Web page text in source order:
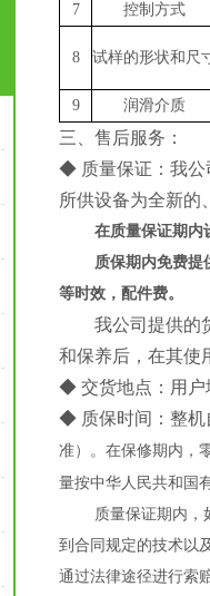
7
控制方式
8 试样的形状和尺
9 润滑介质
三、售后服务：
◆ 质量保证：我公
所供设备为全新的
在质量保证期内
质保期内免费提
等时效，配件费。
我公司提供的
和保养后，在其使
◆ 交货地点：用户
◆ 质保时间：整机
准）。在保修期内，
量按中华人民共和国
质量保证期内，
到合同规定的技术以
通过法律途径进行索